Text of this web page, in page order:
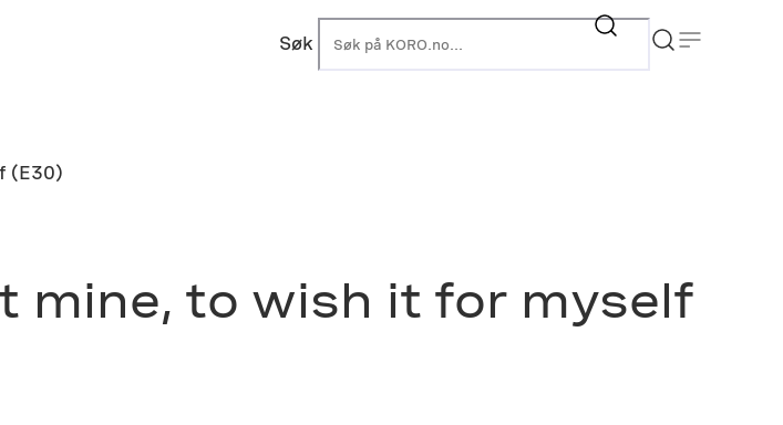
Søk
(E30)
mine, to wish it for myself